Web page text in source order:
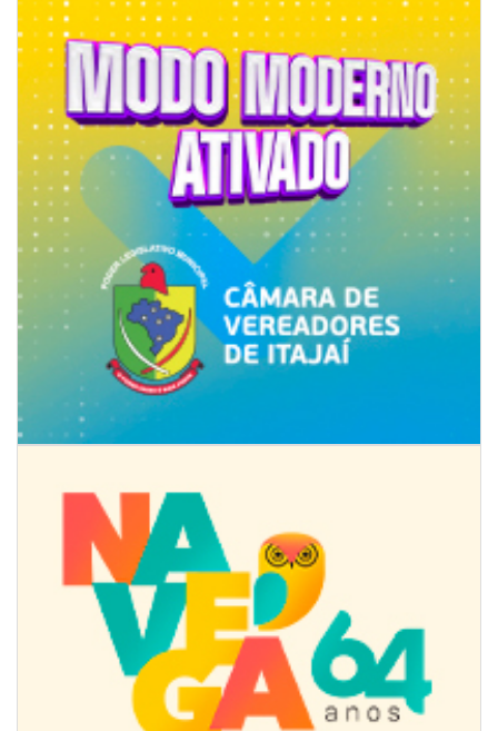
09/08/2026 | 07:00
Projeto BC em Traços está com inscrições abertas
ITAJAÍ